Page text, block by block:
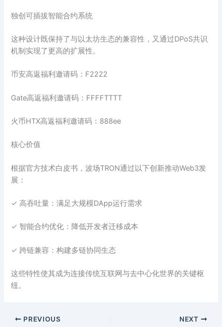
独创可插拔智能合约系统
这种设计既保持了与以太坊生态的兼容性，又通过DPoS共识
机制实现了更高的扩展性。
币安高返福利邀请码：F2222
Gate高返福利邀请码：FFFFTTTT
火币HTX高返福利邀请码：888ee
核心价值‌
根据官方技术白皮书，波场TRON通过以下创新推动Web3发
展：
✓ 高吞吐量：满足大规模DApp运行需求
✓ 智能合约优化：降低开发者迁移成本
✓ 跨链兼容：构建多链协同生态
这些特性使其成为连接传统互联网与去中心化世界的关键枢
纽。
PREVIOUS NEXT